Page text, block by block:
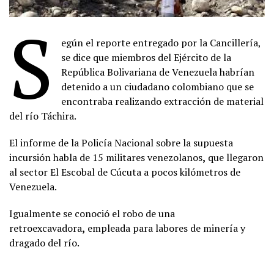
S
egún el reporte entregado por la Cancillería,
se dice que miembros del Ejército de la
República Bolivariana de Venezuela habrían
detenido a un ciudadano colombiano que se
encontraba realizando extracción de material
del río Táchira.
El informe de la Policía Nacional sobre la supuesta
incursión habla de 15 militares venezolanos, que llegaron
al sector El Escobal de Cúcuta a pocos kilómetros de
Venezuela.
Igualmente se conoció el robo de una
retroexcavadora, empleada para labores de minería y
dragado del río.